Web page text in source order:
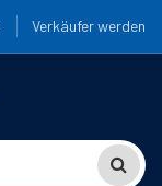
Verkäufer werden